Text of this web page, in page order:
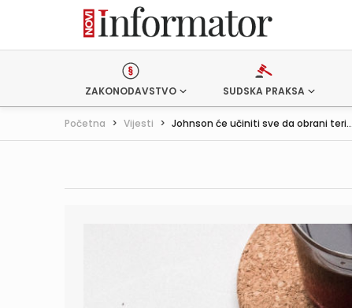
ZAKONODAVSTVO SUDSKA PRAKSA
Početna > Vijesti > Johnson će učiniti sve da obrani teri...